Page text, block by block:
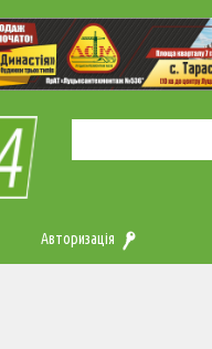
Авторизація